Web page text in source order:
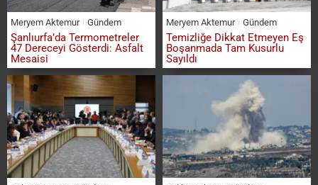
Meryem Aktemur Gündem
Şanlıurfa’da Termometreler
47 Dereceyi Gösterdi: Asfalt
Mesaisi
Meryem Aktemur Gündem
Temizliğe Dikkat Etmeyen Eş
Boşanmada Tam Kusurlu
Sayıldı